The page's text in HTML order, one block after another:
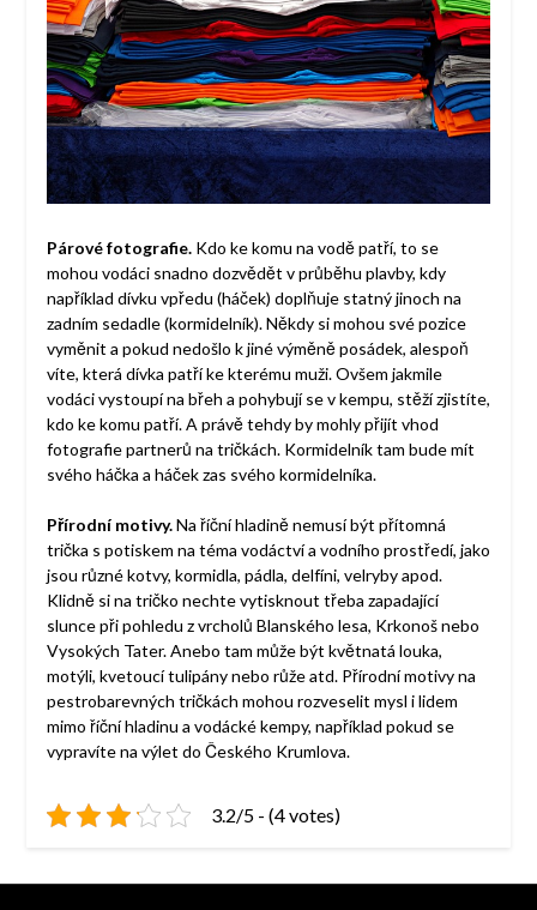
Párové fotografie.Kdo ke komu na vodě patří, to se
mohou vodáci snadno dozvědět v průběhu plavby, kdy
například dívku vpředu (háček) doplňuje statný jinoch na
zadním sedadle (kormidelník). Někdy si mohou své pozice
vyměnit a pokud nedošlo k jiné výměně posádek, alespoň
víte, která dívka patří ke kterému muži. Ovšem jakmile
vodáci vystoupí na břeh a pohybují se v kempu, stěží zjistíte,
kdo ke komu patří. A právě tehdy by mohly přijít vhod
fotografie partnerů na tričkách. Kormidelník tam bude mít
svého háčka a háček zas svého kormidelníka.
Přírodní motivy.Na říční hladině nemusí být přítomná
trička s potiskem na téma vodáctví a vodního prostředí, jako
jsou různé kotvy, kormidla, pádla, delfíni, velryby apod.
Klidně si na tričko nechte vytisknout třeba zapadající
slunce při pohledu z vrcholů Blanského lesa, Krkonoš nebo
Vysokých Tater. Anebo tam může být květnatá louka,
motýli, kvetoucí tulipány nebo růže atd. Přírodní motivy na
pestrobarevných tričkách mohou rozveselit mysl i lidem
mimo říční hladinu a vodácké kempy, například pokud se
vypravíte na výlet do Českého Krumlova.
3.2/5 - (4 votes)